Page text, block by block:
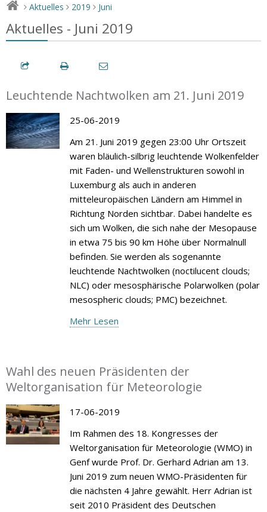
> Aktuelles > 2019 > Juni
Aktuelles - Juni 2019
Leuchtende Nachtwolken am 21. Juni 2019
25-06-2019
Am 21. Juni 2019 gegen 23:00 Uhr Ortszeit
waren bläulich-silbrig leuchtende Wolkenfelder
mit Faden- und Wellenstrukturen sowohl in
Luxemburg als auch in anderen
mitteleuropäischen Ländern am Himmel in
Richtung Norden sichtbar. Dabei handelte es
sich um Wolken, die sich nahe der Mesopause
in etwa 75 bis 90 km Höhe über Normalnull
befinden. Sie werden als sogenannte
leuchtende Nachtwolken (noctilucent clouds;
NLC) oder mesosphärische Polarwolken (polar
mesospheric clouds; PMC) bezeichnet.
Mehr Lesen
Wahl des neuen Präsidenten der
Weltorganisation für Meteorologie
17-06-2019
Im Rahmen des 18. Kongresses der
Weltorganisation für Meteorologie (WMO) in
Genf wurde Prof. Dr. Gerhard Adrian am 13.
Juni 2019 zum neuen WMO-Präsidenten für
die nächsten 4 Jahre gewählt. Herr Adrian ist
seit 2010 Präsident des Deutschen